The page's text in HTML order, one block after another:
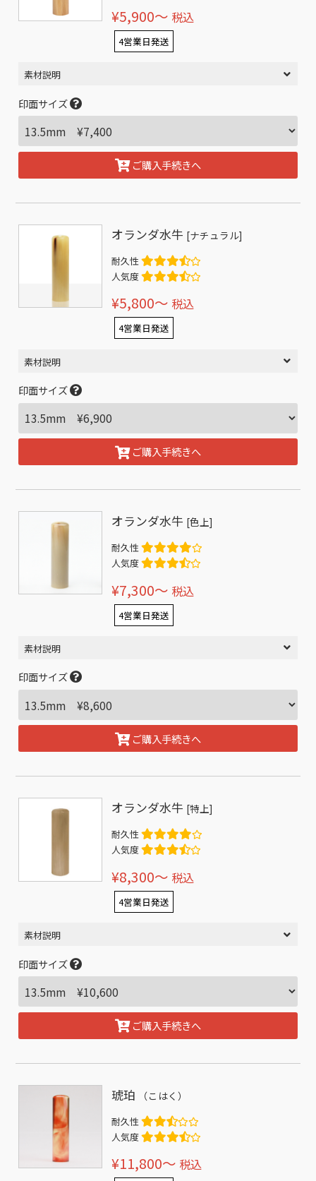
¥5,900〜 税込
4営業日発送
素材説明
印面サイズ
ご購入手続きへ
オランダ水牛 [ナチュラル]
耐久性
人気度
¥5,800〜 税込
4営業日発送
素材説明
印面サイズ
ご購入手続きへ
オランダ水牛 [色上]
耐久性
人気度
¥7,300〜 税込
4営業日発送
素材説明
印面サイズ
ご購入手続きへ
オランダ水牛 [特上]
耐久性
人気度
¥8,300〜 税込
4営業日発送
素材説明
印面サイズ
ご購入手続きへ
琥珀 （こはく）
耐久性
人気度
¥11,800〜 税込